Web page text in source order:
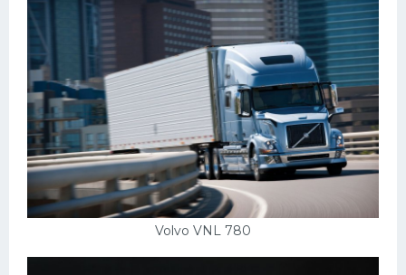
Volvo VNL 780